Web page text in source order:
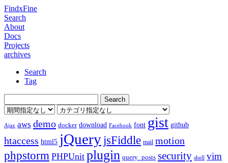
FindxFine
Search
About
Docs
Projects
archives
Search
Tag
Ajax aws demo docker download Facebook font gist github
htaccess html5 jQuery jsFiddle mail motion
phpstorm PHPUnit plugin query_posts security shell vim